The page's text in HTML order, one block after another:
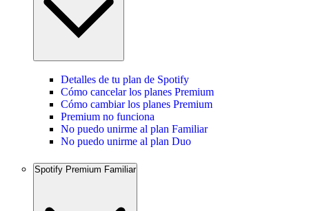
Detalles de tu plan de Spotify
Cómo cancelar los planes Premium
Cómo cambiar los planes Premium
Premium no funciona
No puedo unirme al plan Familiar
No puedo unirme al plan Duo
Spotify Premium Familiar